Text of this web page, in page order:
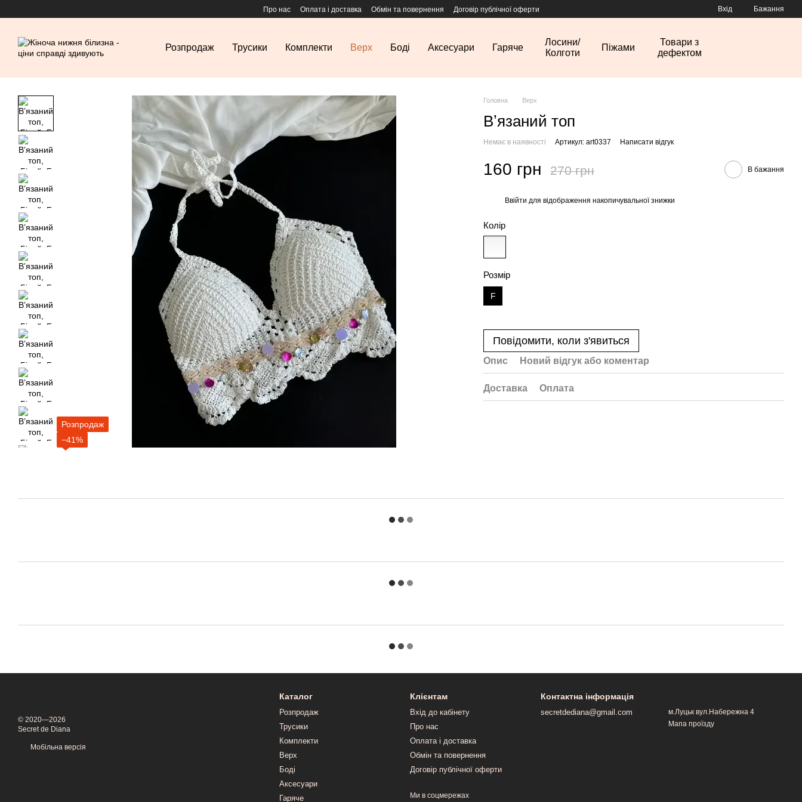
Про нас Оплата і доставка Обмін та повернення Договір публічної оферти Вхід Бажання
Розпродаж Трусики Комплекти Верх Боді Аксесуари Гаряче
Лосини/
Колготи
Піжами
Товари з
дефектом
Розпродаж
−41%
Головна Верх
Вʼязаний топ
Немає в наявності Артикул: art0337 Написати відгук
160 грн 270 грн В бажання
Ввійти для відображення накопичувальної знижки
Колір
Розмір
F
Повідомити, коли з'явиться
Опис Новий відгук або коментар
Доставка Оплата
© 2020—2026
Secret de Diana
Мобільна версія
Каталог
Розпродаж
Трусики
Комплекти
Верх
Боді
Аксесуари
Гаряче
Клієнтам
Вхід до кабінету
Про нас
Оплата і доставка
Обмін та повернення
Договір публічної оферти
Ми в соцмережах
Контактна інформація
secretdediana@gmail.com
м.Луцьк вул.Набережна 4
Мапа проїзду